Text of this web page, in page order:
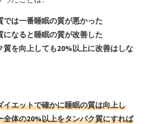
では一番睡眠の質が悪かった
になると睡眠の質が改善した
質を向上しても20%以上に改善はしな
イエットで確かに睡眠の質は向上し
全体の20%以上をタンパク質にすれば